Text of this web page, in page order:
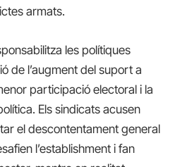
armats.
les polítiques
de l’augment del suport a
participació electoral i la
Els sindicats acusen
el descontentament general
l’establishment i fan